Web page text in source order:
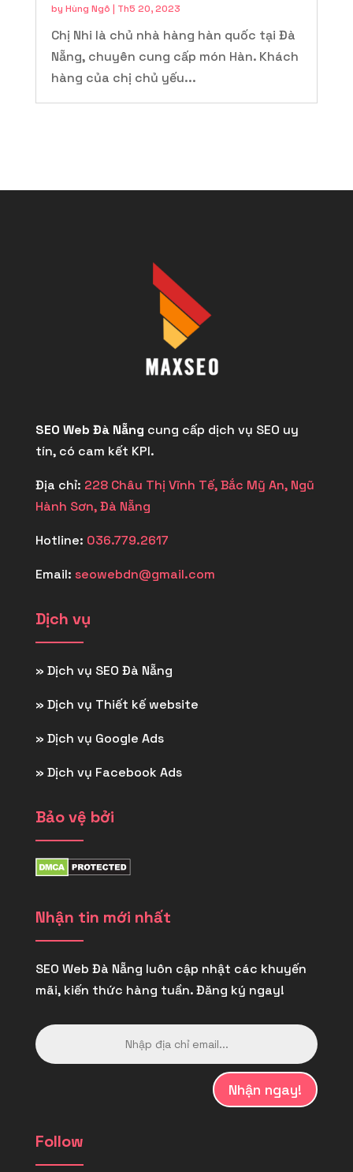
by Hùng Ngô | Th5 20, 2023
Chị Nhi là chủ nhà hàng hàn quốc tại Đà
Nẵng, chuyên cung cấp món Hàn. Khách
hàng của chị chủ yếu...
SEO Web Đà Nẵng cung cấp dịch vụ SEO uy
tín, có cam kết KPI.
Địa chỉ: 228 Châu Thị Vĩnh Tế, Bắc Mỹ An, Ngũ
Hành Sơn, Đà Nẵng
Hotline: 036.779.2617
Email: seowebdn@gmail.com
Dịch vụ
» Dịch vụ SEO Đà Nẵng
» Dịch vụ Thiết kế website
» Dịch vụ Google Ads
» Dịch vụ Facebook Ads
Bảo vệ bởi
Nhận tin mới nhất
SEO Web Đà Nẵng luôn cập nhật các khuyến
mãi, kiến thức hàng tuần. Đăng ký ngay!
Nhận ngay!
Follow